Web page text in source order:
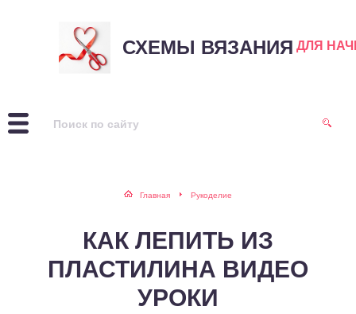
СХЕМЫ ВЯЗАНИЯ ДЛЯ
Главная Рукоделие
КАК ЛЕПИТЬ ИЗ
ПЛАСТИЛИНА ВИДЕО
УРОКИ